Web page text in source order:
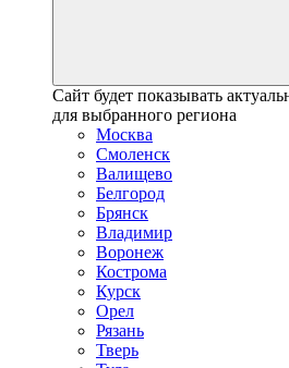
Сайт будет показывать
для выбранного региона
Москва
Смоленск
Валищево
Белгород
Брянск
Владимир
Воронеж
Кострома
Курск
Орел
Рязань
Тверь